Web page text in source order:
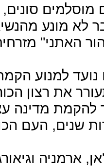
מוסלמים
לא מונע
האתני"
נועד למנוע
את רצון
להקמת מדינה
שנים, העם
ארמניה